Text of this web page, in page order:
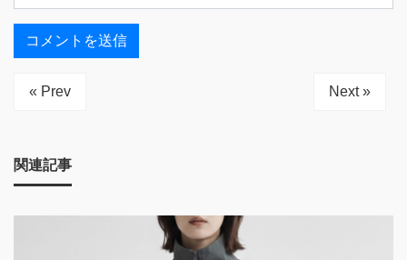
« Prev Next »
関連記事